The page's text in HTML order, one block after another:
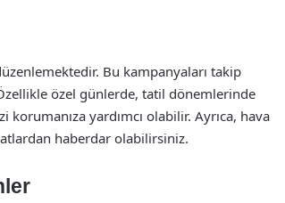
Bu kampanyaları takip
özel günlerde, tatil dönemlerinde
yardımcı olabilir. Ayrıca, hava
haberdar olabilirsiniz.